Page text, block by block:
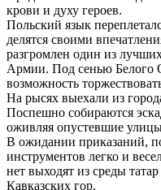
крови и духу героев.
Польский язык
делятся своими
разгромлен один из
Армии. Под сенью Белого
возможность
На рысях выехали из
Поспешно собираются
оживляя опустевшие
В ожидании приказаний,
инструментов легко и
нет выходят из среды
Кавказских гор.